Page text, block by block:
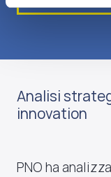
Analisi
innovation
PNO ha